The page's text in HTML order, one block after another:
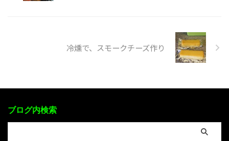
冷燻で、スモークチーズ作り
ブログ内検索